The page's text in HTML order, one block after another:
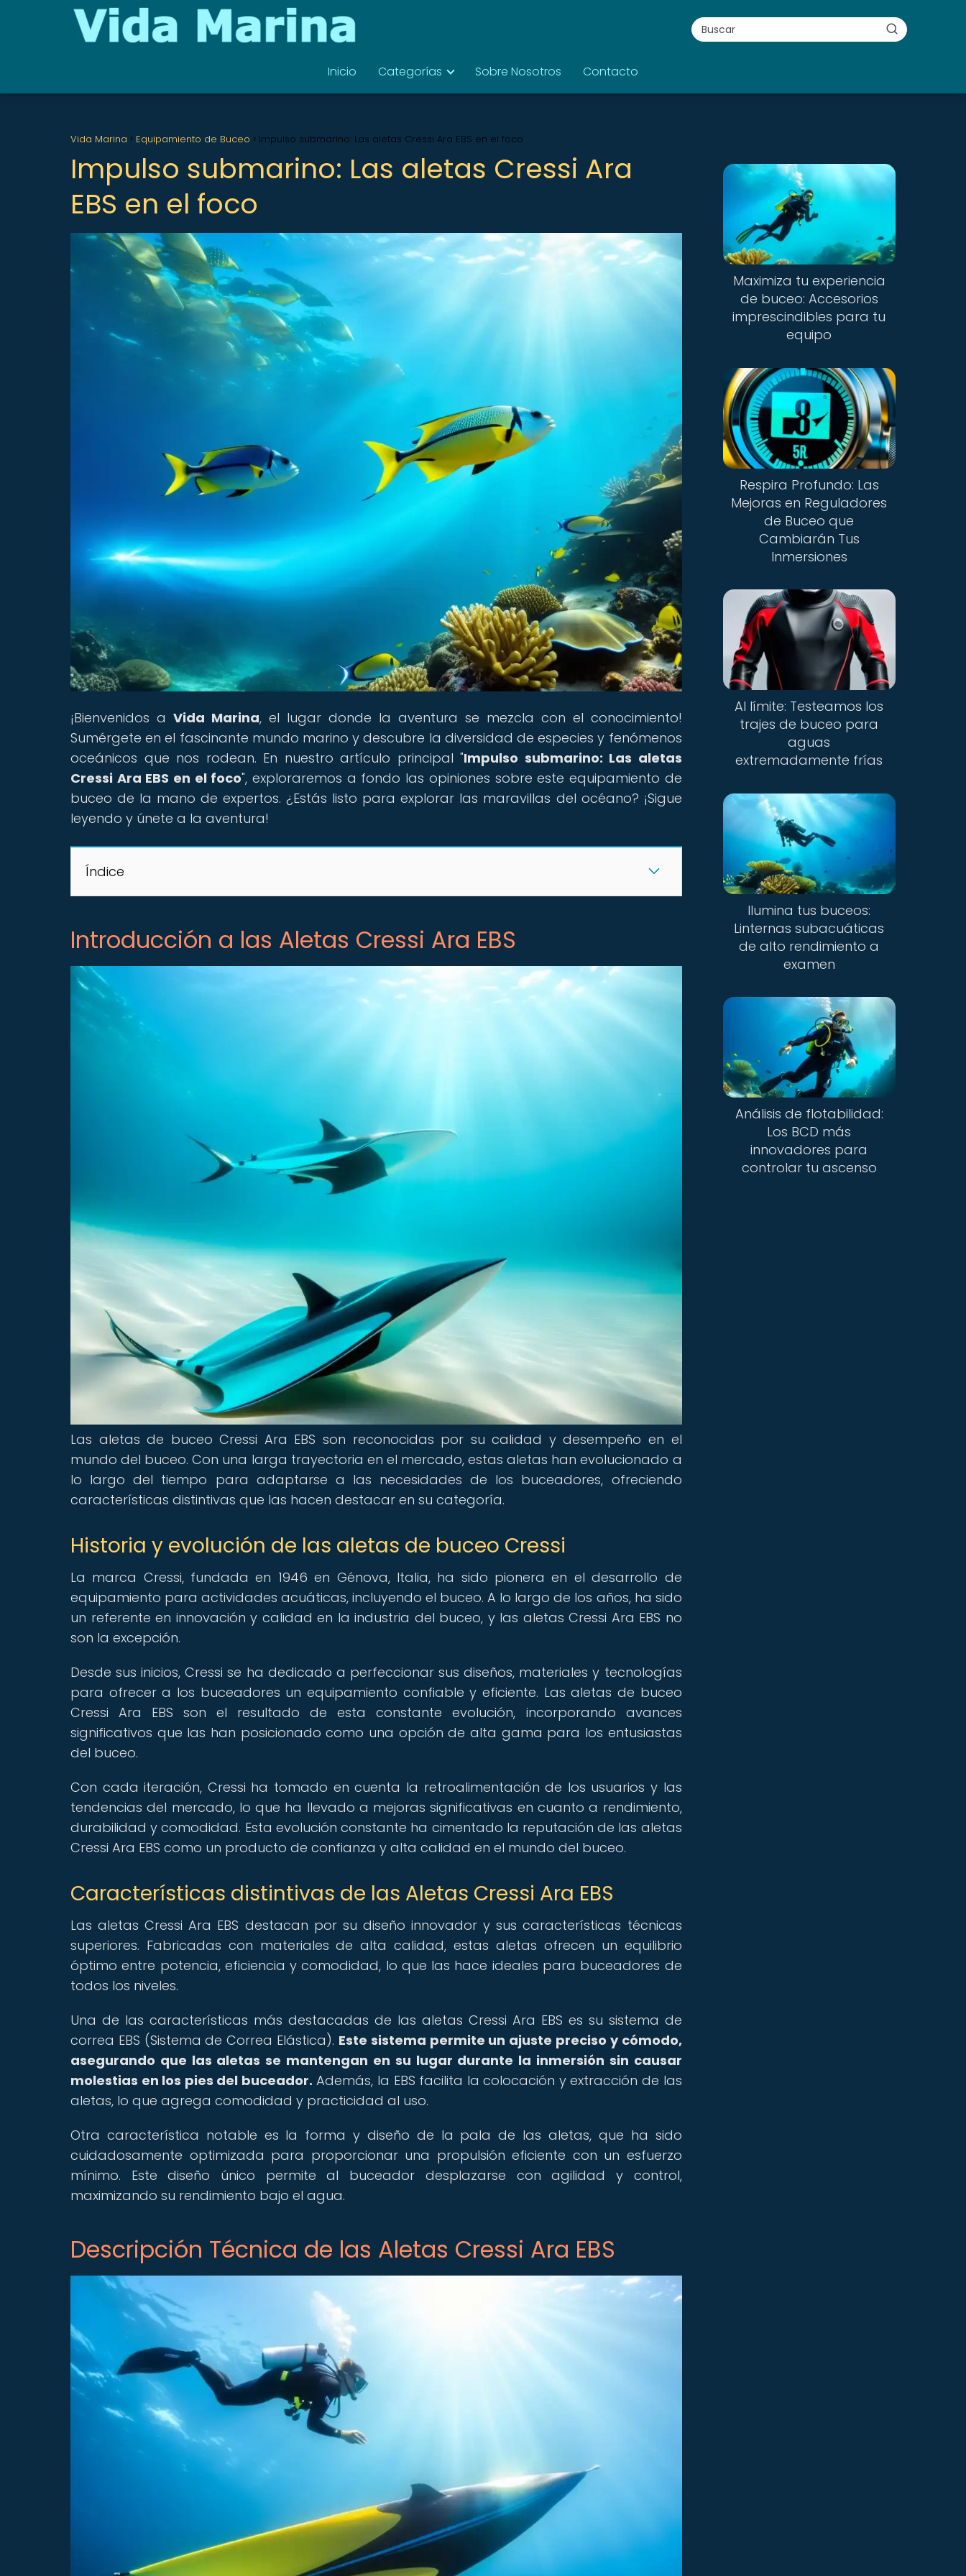
Inicio Categorías Sobre Nosotros Contacto
Vida Marina Equipamiento de Buceo Impulso submarino: Las aletas Cressi Ara EBS en el foco
Impulso submarino: Las aletas Cressi Ara
EBS en el foco
¡Bienvenidos a Vida Marina, el lugar donde la aventura se mezcla con el conocimiento!
Sumérgete en el fascinante mundo marino y descubre la diversidad de especies y fenómenos
oceánicos que nos rodean. En nuestro artículo principal "Impulso submarino: Las aletas
Cressi Ara EBS en el foco", exploraremos a fondo las opiniones sobre este equipamiento de
buceo de la mano de expertos. ¿Estás listo para explorar las maravillas del océano? ¡Sigue
leyendo y únete a la aventura!
Índice
Introducción a las Aletas Cressi Ara EBS
Las aletas de buceo Cressi Ara EBS son reconocidas por su calidad y desempeño en el
mundo del buceo. Con una larga trayectoria en el mercado, estas aletas han evolucionado a
lo largo del tiempo para adaptarse a las necesidades de los buceadores, ofreciendo
características distintivas que las hacen destacar en su categoría.
Historia y evolución de las aletas de buceo Cressi
La marca Cressi, fundada en 1946 en Génova, Italia, ha sido pionera en el desarrollo de
equipamiento para actividades acuáticas, incluyendo el buceo. A lo largo de los años, ha sido
un referente en innovación y calidad en la industria del buceo, y las aletas Cressi Ara EBS no
son la excepción.
Desde sus inicios, Cressi se ha dedicado a perfeccionar sus diseños, materiales y tecnologías
para ofrecer a los buceadores un equipamiento confiable y eficiente. Las aletas de buceo
Cressi Ara EBS son el resultado de esta constante evolución, incorporando avances
significativos que las han posicionado como una opción de alta gama para los entusiastas
del buceo.
Con cada iteración, Cressi ha tomado en cuenta la retroalimentación de los usuarios y las
tendencias del mercado, lo que ha llevado a mejoras significativas en cuanto a rendimiento,
durabilidad y comodidad. Esta evolución constante ha cimentado la reputación de las aletas
Cressi Ara EBS como un producto de confianza y alta calidad en el mundo del buceo.
Características distintivas de las Aletas Cressi Ara EBS
Las aletas Cressi Ara EBS destacan por su diseño innovador y sus características técnicas
superiores. Fabricadas con materiales de alta calidad, estas aletas ofrecen un equilibrio
óptimo entre potencia, eficiencia y comodidad, lo que las hace ideales para buceadores de
todos los niveles.
Una de las características más destacadas de las aletas Cressi Ara EBS es su sistema de
correa EBS (Sistema de Correa Elástica). Este sistema permite un ajuste preciso y cómodo,
asegurando que las aletas se mantengan en su lugar durante la inmersión sin causar
molestias en los pies del buceador. Además, la EBS facilita la colocación y extracción de las
aletas, lo que agrega comodidad y practicidad al uso.
Otra característica notable es la forma y diseño de la pala de las aletas, que ha sido
cuidadosamente optimizada para proporcionar una propulsión eficiente con un esfuerzo
mínimo. Este diseño único permite al buceador desplazarse con agilidad y control,
maximizando su rendimiento bajo el agua.
Descripción Técnica de las Aletas Cressi Ara EBS
Maximiza tu experiencia
de buceo: Accesorios
imprescindibles para tu
equipo
Respira Profundo: Las
Mejoras en Reguladores
de Buceo que
Cambiarán Tus
Inmersiones
Al límite: Testeamos los
trajes de buceo para
aguas
extremadamente frías
Ilumina tus buceos:
Linternas subacuáticas
de alto rendimiento a
examen
Análisis de flotabilidad:
Los BCD más
innovadores para
controlar tu ascenso